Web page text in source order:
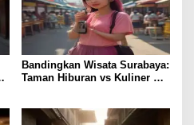
Bandingkan Wisata Surabaya:
Taman Hiburan vs Kuliner